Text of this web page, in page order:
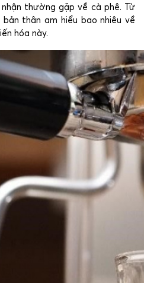
thường gặp về cà phê. Từ
thân am hiểu bao nhiêu về
hóa này.